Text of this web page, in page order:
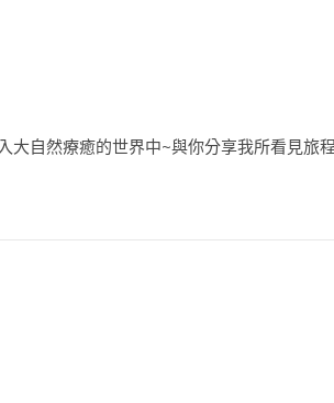
大自然療癒的世界中~與你分享我所看見旅